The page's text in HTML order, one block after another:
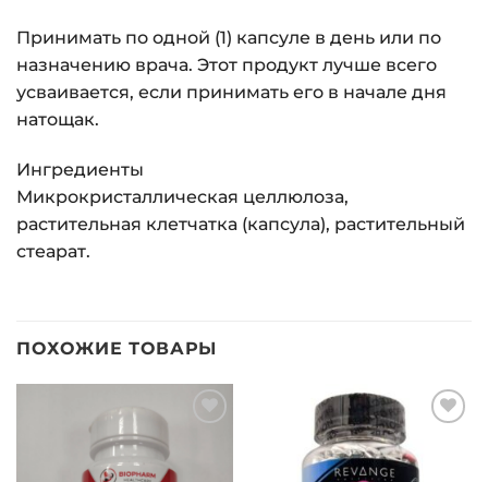
Принимать по одной (1) капсуле в день или по
назначению врача. Этот продукт лучше всего
усваивается, если принимать его в начале дня
натощак.
Ингредиенты
Микрокристаллическая целлюлоза,
растительная клетчатка (капсула), растительный
стеарат.
ПОХОЖИЕ ТОВАРЫ
Добавить
в список
желаний
Добавить
в список
желаний